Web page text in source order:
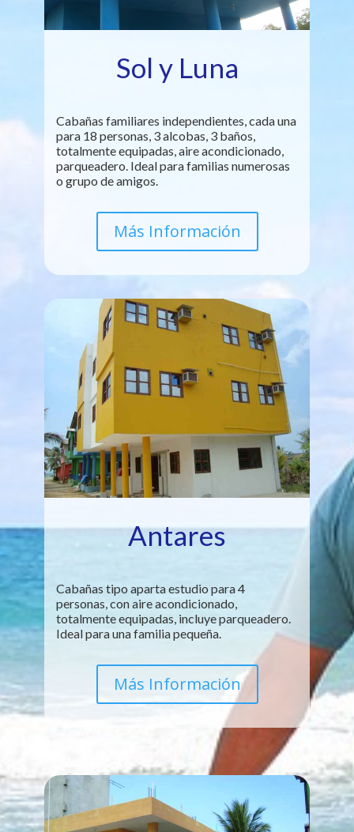
Sol y Luna
Cabañas familiares independientes, cada una
para 18 personas, 3 alcobas, 3 baños,
totalmente equipadas, aire acondicionado,
parqueadero. Ideal para familias numerosas
o grupo de amigos.
Más Información
Antares
Cabañas tipo aparta estudio para 4
personas, con aire acondicionado,
totalmente equipadas, incluye parqueadero.
Ideal para una familia pequeña.
Más Información